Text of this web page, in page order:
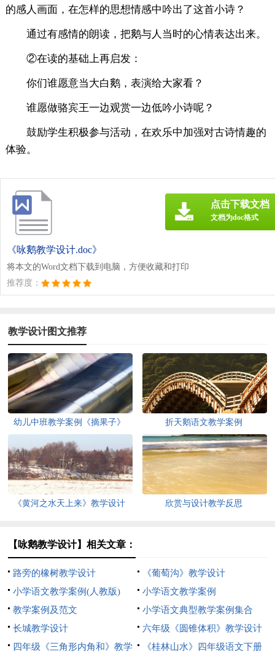
的感人画面，在怎样的思想情感中吟出了这首小诗？
通过有感情的朗读，把鹅与人当时的心情表达出来。
②在读的基础上再启发：
你们谁愿意当大白鹅，表演给大家看？
谁愿做骆宾王一边观赏一边低吟小诗呢？
鼓励学生积极参与活动，在欢乐中加强对古诗情趣的
体验。
《咏鹅教学设计.doc》
将本文的Word文档下载到电脑，方便收藏和打印
推荐度：
点击下载文档
文档为doc格式
教学设计图文推荐
幼儿中班教学案例《摘果子》 折天鹅语文教学案例
《黄河之水天上来》教学设计 欣赏与设计教学反思
【咏鹅教学设计】相关文章：
路旁的橡树教学设计
《葡萄沟》教学设计
小学语文教学案例(人教版)
小学语文教学案例
教学案例及范文
小学语文典型教学案例集合
长城教学设计
六年级《圆锥体积》教学设计
四年级《三角形内角和》教学
《桂林山水》四年级语文下册